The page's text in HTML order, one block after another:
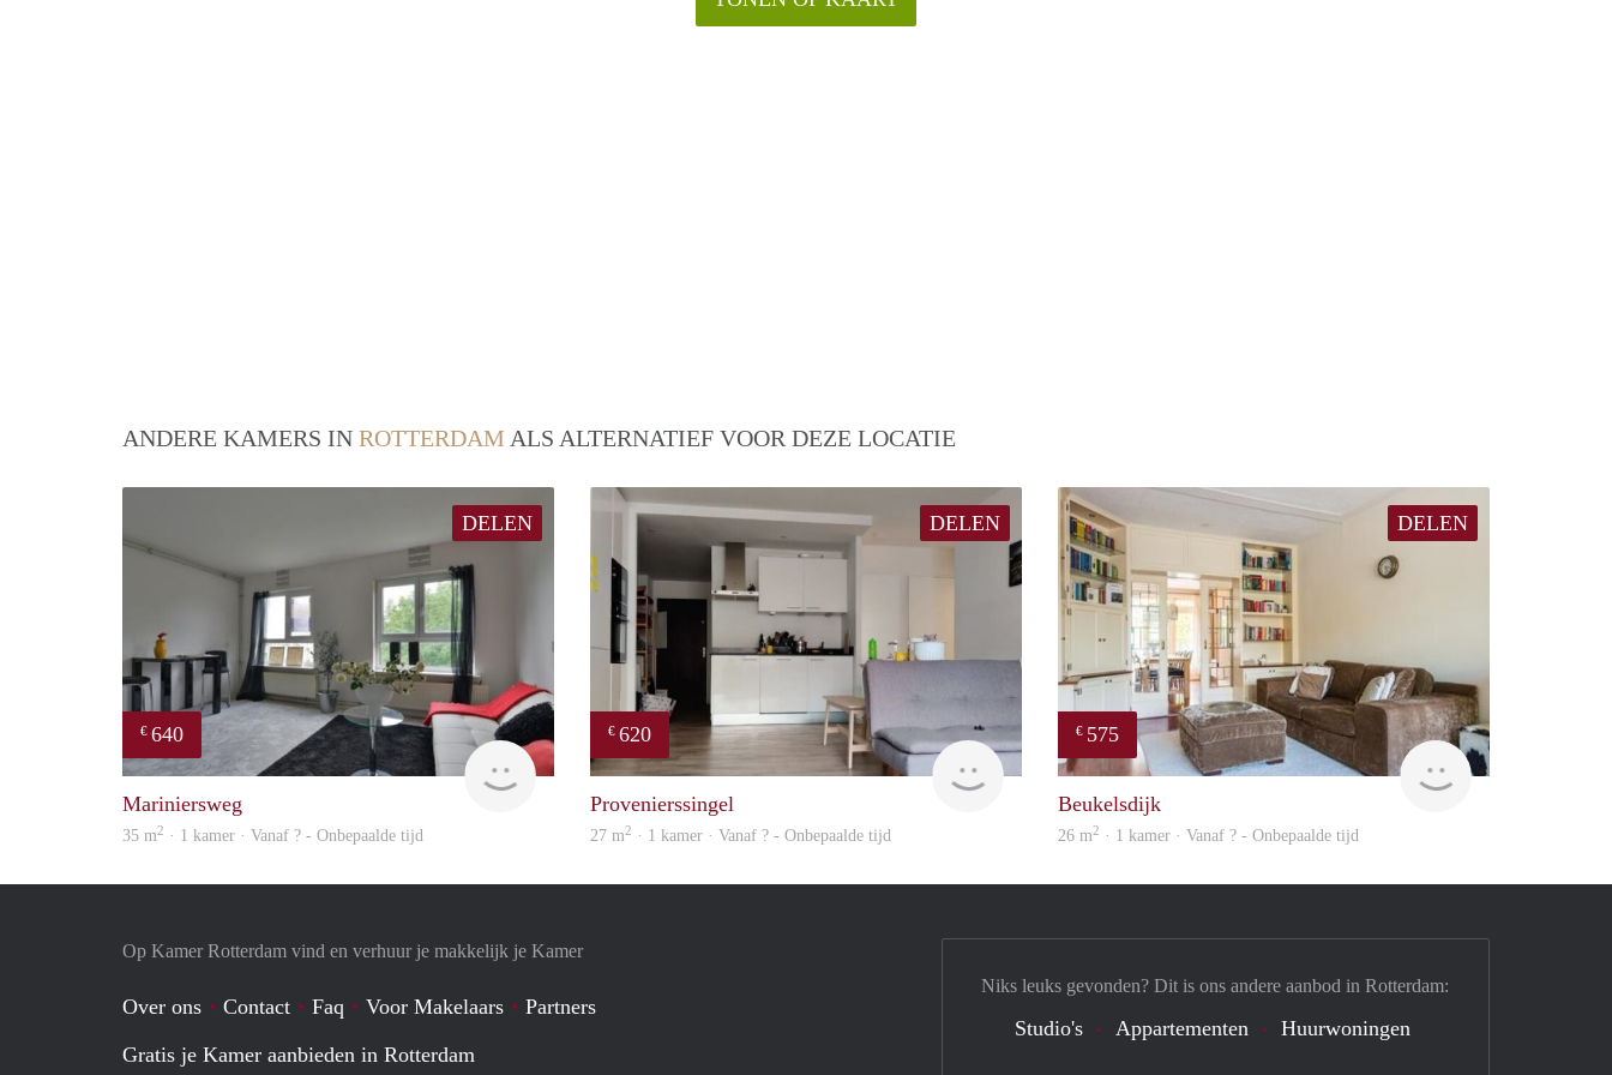
ANDERE KAMERS IN ROTTERDAM ALS ALTERNATIEF VOOR DEZE LOCATIE
DELEN
€ 640
Woning
Mariniersweg
35 m2 · 1 kamer · Vanaf ? - Onbepaalde tijd
DELEN
€ 620
finder
Provenierssingel
27 m2 · 1 kamer · Vanaf ? - Onbepaalde tijd
DELEN
€ 575
Woning
Beukelsdijk
26 m2 · 1 kamer · Vanaf ? - Onbepaalde tijd
Op Kamer Rotterdam vind en verhuur je makkelijk je Kamer
Over ons Contact Faq Voor Makelaars
Partners
Gratis je Kamer aanbieden in Rotterdam
Niks leuks gevonden? Dit is ons andere aanbod in Rotterdam:
Studio's Appartementen Huurwoningen